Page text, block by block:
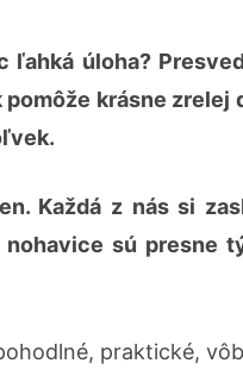
úloha?
krásne zrelej
Každá z nás si
sú presne
praktické,